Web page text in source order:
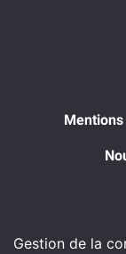
Gestion de la